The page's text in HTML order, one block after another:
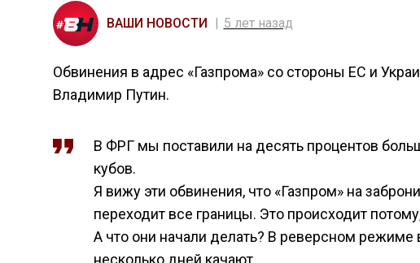
ВАШИ НОВОСТИ 5 лет назад
Обвинения в адрес «Газпрома» со стороны ЕС и
Владимир Путин.
В ФРГ мы поставили на десять процентов
кубов.
Я вижу эти обвинения, что «Газпром» на
переходит все границы. Это происходит
А что они начали делать? В реверсном
несколько дней качают,